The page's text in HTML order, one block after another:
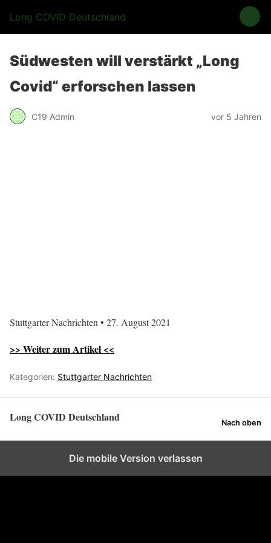
Long COVID Deutschland
Südwesten will verstärkt „Long
Covid“ erforschen lassen
C19 Admin vor 5 Jahren
Stuttgarter Nachrichten • 27. August 2021
>> Weiter zum Artikel <<
Kategorien: Stuttgarter Nachrichten
Long COVID Deutschland Nach oben
Die mobile Version verlassen